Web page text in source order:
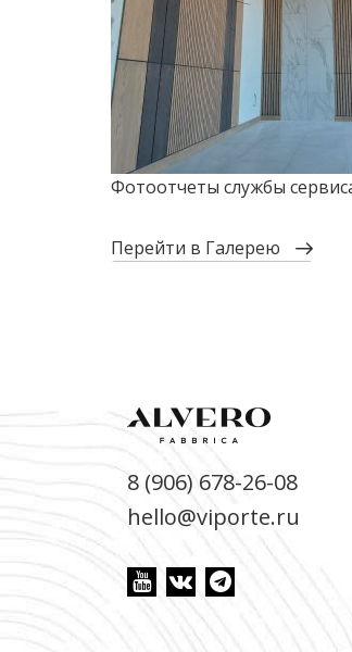
Фотоотчеты службы
перейти в Галерею
8 (906) 678-26-08
hello@viporte.ru